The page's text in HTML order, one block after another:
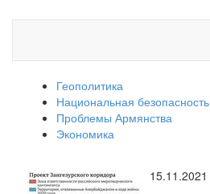
Геополитика
Национальная безопасность
Проблемы Армянства
Экономика
15.11.2021